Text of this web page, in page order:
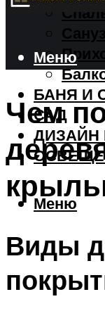
БАНЯ И
САД
ДИЗАЙН
Меню
Меню
Чем
Виды